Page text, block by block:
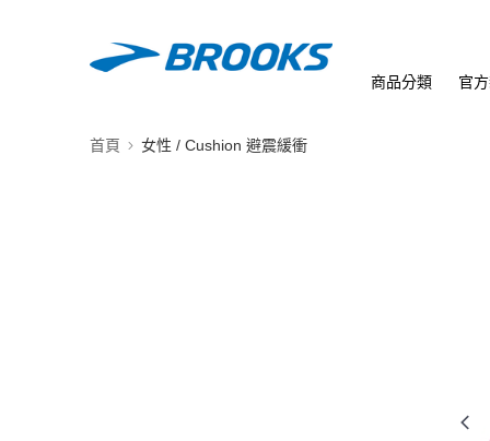
商品分類 官
首頁 女性 / Cushion 避震緩衝